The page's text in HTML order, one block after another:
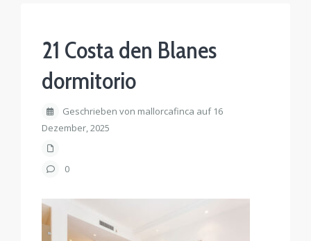
21 Costa den Blanes
dormitorio
Geschrieben von mallorcafinca auf 16
Dezember, 2025
0